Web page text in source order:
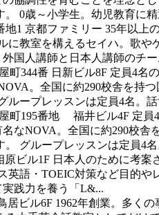
0歳～小学生。幼児教育に
地1 京都ファミリー 35年以上
教室を構えるセイハ。歌
国人講師と日本人講師のチ
町344番 日新ビル8F 定員4名
。全国に約290校舎を持
ープレッスンは定員4名。
町195番地 福井ビル4F 定員
なNOVA。全国に約290校
グループレッスンは定員4
原ビル1F 日本人のために考案
語・TOEIC対策など目的
践力を養う「L&...
居ビル6F 1962年創業。多く